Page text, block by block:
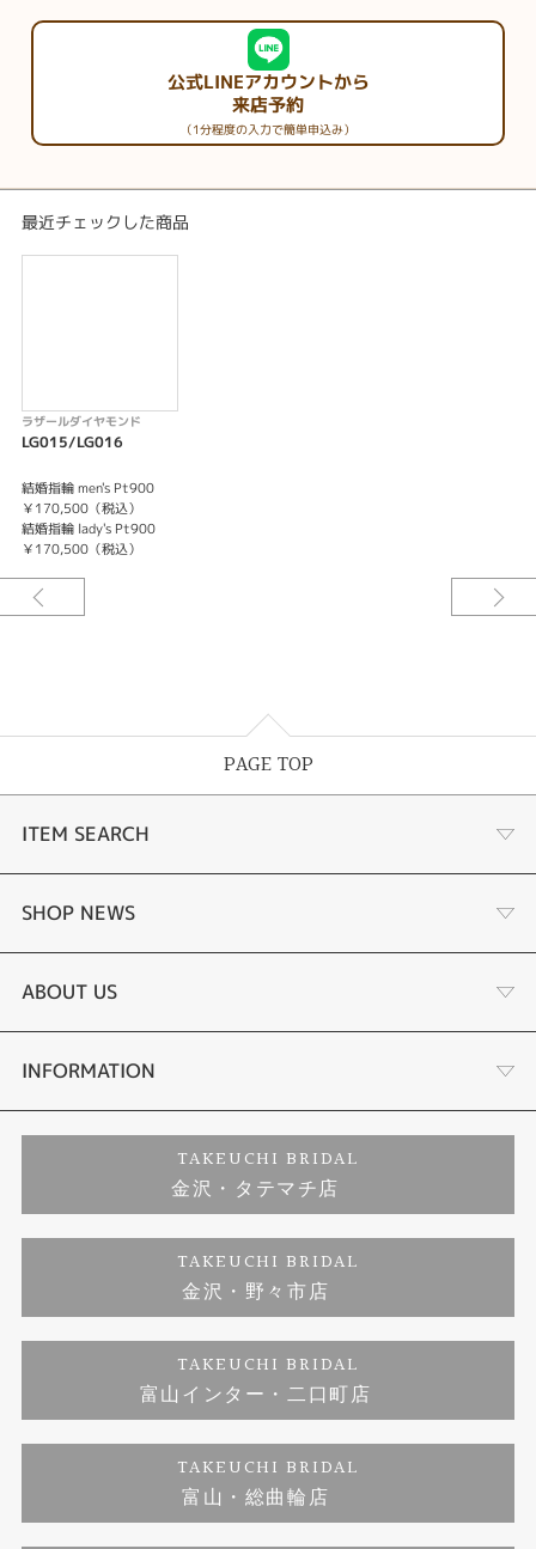
公式LINEアカウントから
来店予約
（1分程度の入力で簡単申込み）
最近チェックした商品
ラザールダイヤモンド
LG015/LG016
結婚指輪 men's Pt900
￥170,500（税込）
結婚指輪 lady's Pt900
￥170,500（税込）
PAGE TOP
ITEM SEARCH
婚約指輪
結婚指輪
セットリング
婚約ネックレス
ダイヤモンド
ジュエリーリフォーム
SHOP NEWS
選ばれる理由まとめ
お客様の声
プロポーズサポート
ブランドリスト
福井指輪工房｜手作りペアリング
福井指輪工房｜手作り結婚指輪 and 婚約指輪
福井工房｜手作り婚約指輪プロポーズプラン
ABOUT US
会社概要
お客様の声
INFORMATION
プライバシーポリシー
TAKEUCHI BRIDAL
金沢・タテマチ店
TAKEUCHI BRIDAL
金沢・野々市店
TAKEUCHI BRIDAL
富山インター・二口町店
TAKEUCHI BRIDAL
富山・総曲輪店